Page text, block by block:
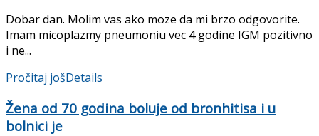
Dobar dan. Molim vas ako moze da mi brzo odgovorite.
Imam micoplazmy pneumoniu vec 4 godine IGM pozitivno
i ne...
Pročitaj jošDetails
Žena od 70 godina boluje od bronhitisa i u
bolnici je